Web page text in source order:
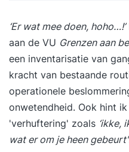
nieuwe ideeën naar huis gaat.
iedereen die weleens
manier van denken en
managers die een
iedereen die weleens
verrassende oplossing
Voor iedereen die wil
boodschap of dienst.
‘Er wat mee doen, hoho…!’
aan de VU Grenzen aan
een inventarisatie van
kracht van bestaande
operationele
onwetendheid. Ook hint
'verhuftering' zoals ‘ikke,
wat er om je heen gebeurt'